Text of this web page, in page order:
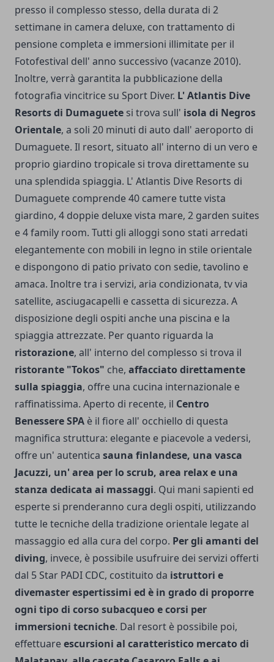
presso il complesso stesso, della durata di 2
settimane in camera deluxe, con trattamento di
pensione completa e immersioni illimitate per il
Fotofestival dell' anno successivo (vacanze 2010).
Inoltre, verrà garantita la pubblicazione della
fotografia vincitrice su Sport Diver. L' Atlantis Dive
Resorts di Dumaguete si trova sull' isola di Negros
Orientale, a soli 20 minuti di auto dall' aeroporto di
Dumaguete. Il resort, situato all' interno di un vero e
proprio giardino tropicale si trova direttamente su
una splendida spiaggia. L' Atlantis Dive Resorts di
Dumaguete comprende 40 camere tutte vista
giardino, 4 doppie deluxe vista mare, 2 garden suites
e 4 family room. Tutti gli alloggi sono stati arredati
elegantemente con mobili in legno in stile orientale
e dispongono di patio privato con sedie, tavolino e
amaca. Inoltre tra i servizi, aria condizionata, tv via
satellite, asciugacapelli e cassetta di sicurezza. A
disposizione degli ospiti anche una piscina e la
spiaggia attrezzate. Per quanto riguarda la
ristorazione, all' interno del complesso si trova il
ristorante "Tokos" che, affacciato direttamente
sulla spiaggia, offre una cucina internazionale e
raffinatissima. Aperto di recente, il Centro
Benessere SPA è il fiore all' occhiello di questa
magnifica struttura: elegante e piacevole a vedersi,
offre un' autentica sauna finlandese, una vasca
Jacuzzi, un' area per lo scrub, area relax e una
stanza dedicata ai massaggi. Qui mani sapienti ed
esperte si prenderanno cura degli ospiti, utilizzando
tutte le tecniche della tradizione orientale legate al
massaggio ed alla cura del corpo. Per gli amanti del
diving, invece, è possibile usufruire dei servizi offerti
dal 5 Star PADI CDC, costituito da istruttori e
divemaster espertissimi ed è in grado di proporre
ogni tipo di corso subacqueo e corsi per
immersioni tecniche. Dal resort è possibile poi,
effettuareescursioni al caratteristico mercato di